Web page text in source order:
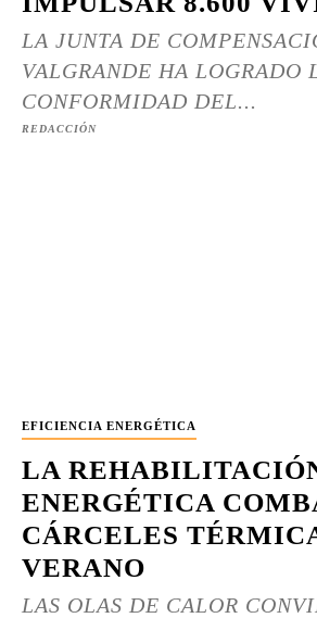
LA JUNTA DE
VALGRANDE HA LOGRADO
CONFORMIDAD DEL...
REDACCIÓN
EFICIENCIA ENERGÉTICA
LA
ENERGÉTICA
CÁRCELES
VERANO
LAS OLAS DE CALOR